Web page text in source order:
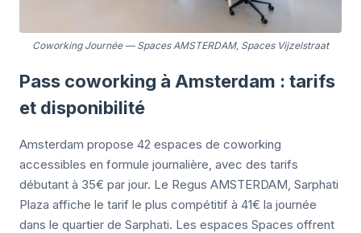
Coworking Journée— Spaces AMSTERDAM, Spaces Vijzelstraat
Pass coworking à Amsterdam : tarifs
et disponibilité
Amsterdam propose 42 espaces de coworking
accessibles en formule journalière, avec des tarifs
débutant à 35€ par jour. Le Regus AMSTERDAM, Sarphati
Plaza affiche le tarif le plus compétitif à 41€ la journée
dans le quartier de Sarphati. Les espaces Spaces offrent